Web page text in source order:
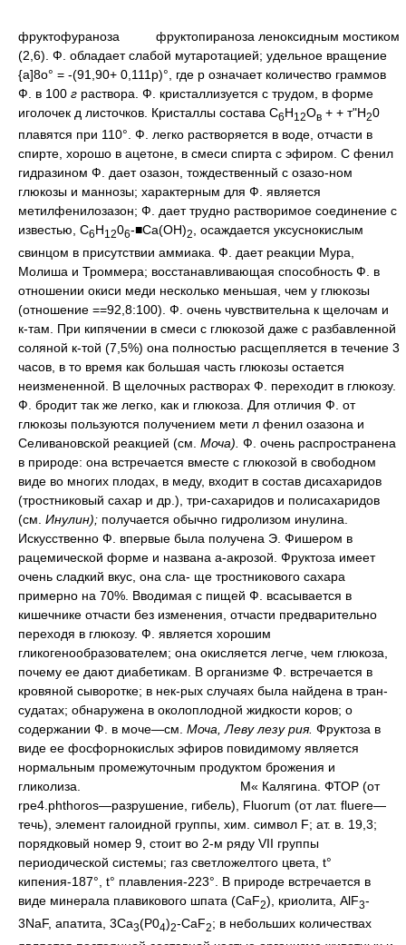
фруктофураноза
фруктопираноза леноксидным мостиком
(2,6). Ф. обладает слабой мутаротацией; удельное вращение
{а]8о° = -(91,90+ 0,111р)°, где р означает количество граммов
Ф. в 100 г раствора. Ф. кристаллизуется с трудом, в форме
иголочек д листочков. Кристаллы состава С6Н12Ов + + т"Н20
плавятся при 110°. Ф. легко растворяется в воде, отчасти в
спирте, хорошо в ацетоне, в смеси спирта с эфиром. С фенил
гидразином Ф. дает озазон, тождественный с озазо-ном
глюкозы и маннозы; характерным для Ф. является
метилфенилозазон; Ф. дает трудно растворимое соединение с
известью, С6Н1206-■Са(ОН)2, осаждается уксуснокислым
свинцом в присутствии аммиака. Ф. дает реакции Мура,
Молиша и Троммера; восстанавливающая способность Ф. в
отношении окиси меди несколько меньшая, чем у глюкозы
(отношение ==92,8:100). Ф. очень чувствительна к щелочам и
к-там. При кипячении в смеси с глюкозой даже с разбавленной
соляной к-той (7,5%) она полностью расщепляется в течение 3
часов, в то время как большая часть глюкозы остается
неизмененной. В щелочных растворах Ф. переходит в глюкозу.
Ф. бродит так же легко, как и глюкоза. Для отличия Ф. от
глюкозы пользуются получением мети л фенил озазона и
Селивановской реакцией (см. Моча). Ф. очень распространена
в природе: она встречается вместе с глюкозой в свободном
виде во многих плодах, в меду, входит в состав дисахаридов
(тростниковый сахар и др.), три-сахаридов и полисахаридов
(см. Инулин); получается обычно гидролизом инулина.
Искусственно Ф. впервые была получена Э. Фишером в
рацемической форме и названа а-акрозой. Фруктоза имеет
очень сладкий вкус, она сла- ще тростникового сахара
примерно на 70%. Вводимая с пищей Ф. всасывается в
кишечнике отчасти без изменения, отчасти предварительно
переходя в глюкозу. Ф. является хорошим
гликогенообразователем; она окисляется легче, чем глюкоза,
почему ее дают диабетикам. В организме Ф. встречается в
кровяной сыворотке; в нек-рых случаях была найдена в тран-
судатах; обнаружена в околоплодной жидкости коров; о
содержании Ф. в моче—см. Моча, Леву лезу рия. Фруктоза в
виде ее фосфорнокислых эфиров повидимому является
нормальным промежуточным продуктом брожения и
гликолиза.
М« Калягина. ФТОР (от
rpe4.phthoros—разрушение, гибель), Fluorum (от лат. fluere—
течь), элемент галоидной группы, хим. символ F; ат. в. 19,3;
порядковый номер 9, стоит во 2-м ряду VІI группы
периодической системы; газ светложелтого цвета, t°
кипения-187°, t° плавления-223°. В природе встречается в
виде минерала плавикового шпата (CaF2), криолита, AlF3-
3NaF, апатита, 3Ca3(P04)2-CaF2; в небольших количествах